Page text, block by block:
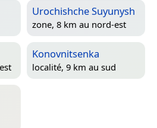
Urochishche Suyunysh
zone, 8 km au nord-est
Konovnitsenka
localité, 9 km au sud